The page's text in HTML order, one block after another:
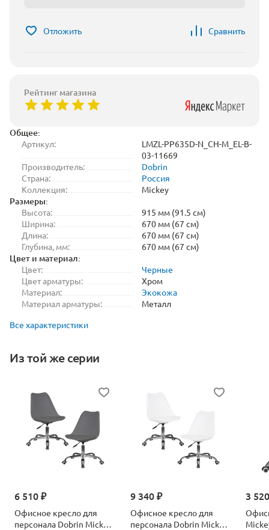
Общее:
Артикул:
LMZL-PP635D-N_CH-M_EL-B-
03-11669
Производитель:
Dobrin
Страна:
Россия
Коллекция:
Mickey
Размеры:
Высота:
915 мм (91.5 см)
Ширина:
670 мм (67 см)
Длина:
670 мм (67 см)
Глубина, мм:
670 мм (67 см)
Цвет и материал:
Цвет:
Черные
Цвет арматуры:
Хром
Материал:
Экокожа
Материал арматуры:
Металл
Все характеристики
Из той же серии
6 510 ₽
Офисное кресло для
персонала Dobrin Mickey
9 340 ₽
Офисное кресло для
персонала Dobrin Mickey
3
Отложить Сравнить
Рейтинг магазина